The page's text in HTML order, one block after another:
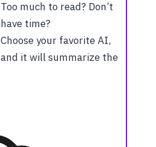
Too much to read? Don’t
have time?
Choose your favorite AI,
and it will summarize the